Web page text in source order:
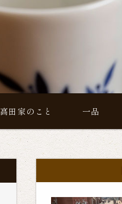
高田家のこと 一品